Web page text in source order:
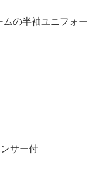
ムの半袖ユニフォー
サー付